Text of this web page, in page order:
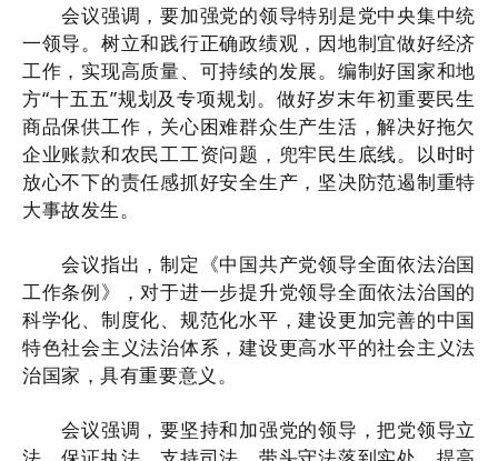
会议强调，要加强党的领导特别是党中央集中统
一领导。树立和践行正确政绩观，因地制宜做好经济
工作，实现高质量、可持续的发展。编制好国家和地
方“十五五”规划及专项规划。做好岁末年初重要民生
商品保供工作，关心困难群众生产生活，解决好拖欠
企业账款和农民工工资问题，兜牢民生底线。以时时
放心不下的责任感抓好安全生产，坚决防范遏制重特
大事故发生。
会议指出，制定《中国共产党领导全面依法治国
工作条例》，对于进一步提升党领导全面依法治国的
科学化、制度化、规范化水平，建设更加完善的中国
特色社会主义法治体系，建设更高水平的社会主义法
治国家，具有重要意义。
会议强调，要坚持和加强党的领导，把党领导立